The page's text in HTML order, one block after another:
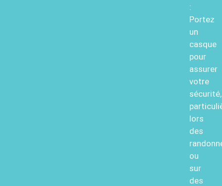
:
Portez
un
casque
pour
assurer
votre
sécurité,
lors
des
ou
sur
des